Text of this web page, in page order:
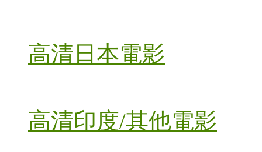
高清日本電影
高清印度/其他電影